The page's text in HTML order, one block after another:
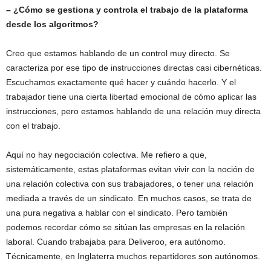
– ¿Cómo se gestiona y controla el trabajo de la plataforma
desde los algoritmos?
Creo que estamos hablando de un control muy directo. Se
caracteriza por ese tipo de instrucciones directas casi cibernéticas.
Escuchamos exactamente qué hacer y cuándo hacerlo. Y el
trabajador tiene una cierta libertad emocional de cómo aplicar las
instrucciones, pero estamos hablando de una relación muy directa
con el trabajo.
Aquí no hay negociación colectiva. Me refiero a que,
sistemáticamente, estas plataformas evitan vivir con la noción de
una relación colectiva con sus trabajadores, o tener una relación
mediada a través de un sindicato. En muchos casos, se trata de
una pura negativa a hablar con el sindicato. Pero también
podemos recordar cómo se sitúan las empresas en la relación
laboral. Cuando trabajaba para Deliveroo, era autónomo.
Técnicamente, en Inglaterra muchos repartidores son autónomos.